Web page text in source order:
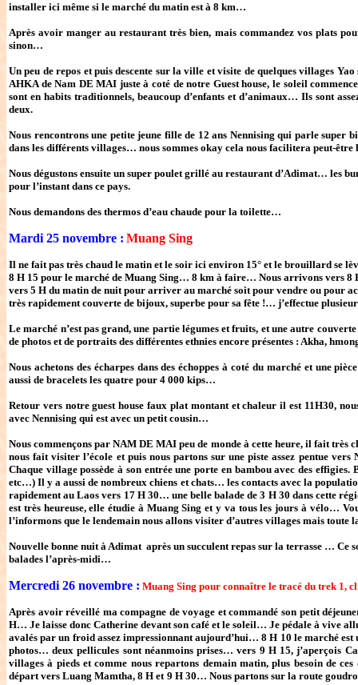
installer ici même si le marché du matin est à 8 km…
Après avoir manger au restaurant très bien, mais commandez vos plats
sinon…
Un peu de repos et puis descente sur la ville et visite de quelques villages
AHKA de Nam DE MAI juste à coté de notre Guest house, le soleil
sont en habits traditionnels, beaucoup d’enfants et d’animaux… Ils sont
deux.
Nous rencontrons une petite jeune fille de 12 ans Nennising qui parle super
dans les différents villages… nous sommes okay cela nous facilitera peut-
Nous dégustons ensuite un super poulet grillé au restaurant d’Adimat… les
pour l’instant dans ce pays.
Nous demandons des thermos d’eau chaude pour la toilette…
Mardi 25 novembre : Muang Sing
Il ne fait pas très chaud le matin et le soir ici environ 15° et le brouillard se
8 H 15 pour le marché de Muang Sing… 8 km à faire… Nous arrivons vers 8
vers 5 H du matin de nuit pour arriver au marché soit pour vendre ou pour
très rapidement couverte de bijoux, superbe pour sa fête !… j’effectue
Le marché n’est pas grand, une partie légumes et fruits, et une autre
de photos et de portraits des différentes ethnies encore présentes : Akha,
Nous achetons des écharpes dans des échoppes à coté du marché et une
aussi de bracelets les quatre pour 4 000 kips…
Retour vers notre guest house faux plat montant et chaleur il est 11H30,
avec Nennising qui est avec un petit cousin…
Nous commençons par NAM DE MAI peu de monde à cette heure, il fait
nous fait visiter l’école et puis nous partons sur une piste assez pentue
Chaque village possède à son entrée une porte en bambou avec des
etc…) Il y a aussi de nombreux chiens et chats… les contacts avec la
rapidement au Laos vers 17 H 30… une belle balade de 3 H 30 dans cette
est très heureuse, elle étudie à Muang Sing et y va tous les jours à vélo…
l’informons que le lendemain nous allons visiter d’autres villages mais
Nouvelle bonne nuit à Adimat après un succulent repas sur la terrasse … Ce
balades l’après-midi…
Mercredi 26 novembre : Muang Sing pour connaître le tracé du trek 1,
Après avoir réveillé ma compagne de voyage et commandé son petit
H… Je laisse donc Catherine devant son café et le soleil… Je pédale à vive
avalés par un froid assez impressionnant aujourd’hui… 8 H 10 le marché
photos… deux pellicules sont néanmoins prises… vers 9 H 15, j’aperçois
villages à pieds et comme nous repartons demain matin, plus besoin de
départ vers Luang Mamtha, 8 H et 9 H 30… Nous partons sur la route